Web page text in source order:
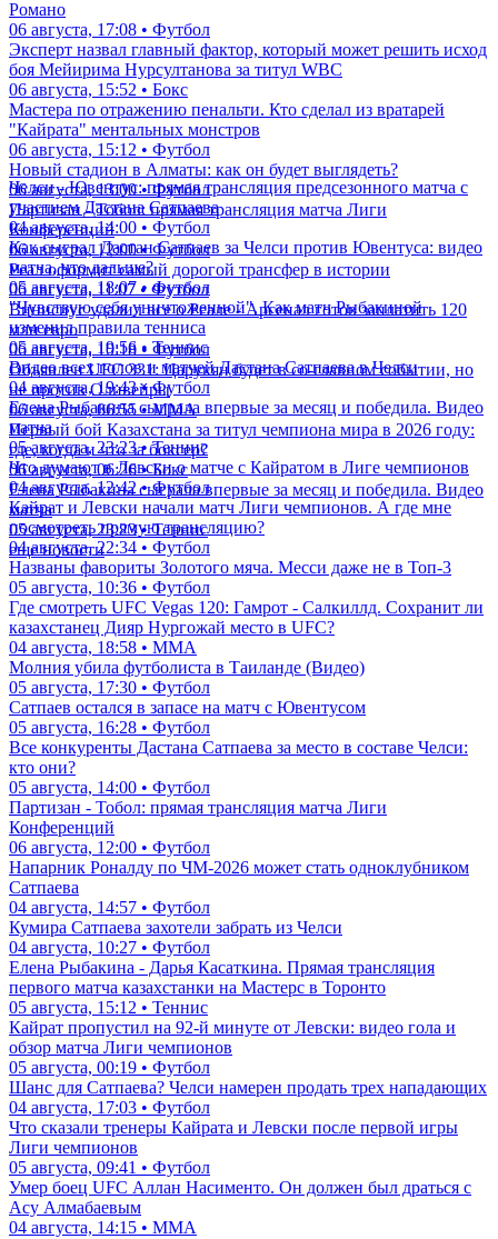
Романо
06 августа, 17:08 • Футбол
Эксперт назвал главный фактор, который может решить исход
боя Мейирима Нурсултанова за титул WBC
06 августа, 15:52 • Бокс
Мастера по отражению пенальти. Кто сделал из вратарей
"Кайрата" ментальных монстров
06 августа, 15:12 • Футбол
Новый стадион в Алматы: как он будет выглядеть?
06 августа, 13:00 • Футбол
Партизан - Тобол: прямая трансляция матча Лиги
Конференций
06 августа, 12:00 • Футбол
Реал оформит самый дорогой трансфер в истории
06 августа, 11:07 • Футбол
Винисиус удалил все о Реале - Арсенал готов заплатить 120
млн евро
06 августа, 10:18 • Футбол
Объявлен UFC 331: Царукян будет в со-главном событии, но
не против Оливейры
06 августа, 06:55 • ММА
Первый бой Казахстана за титул чемпиона мира в 2026 году:
где, когда и что за боксер?
06 августа, 06:26 • Бокс
Елена Рыбакина сыграла впервые за месяц и победила. Видео
матча
05 августа, 23:23 • Теннис
еще новости
Челси - Ювентус: прямая трансляция предсезонного матча с
участием Дастана Сатпаева
04 августа, 14:00 • Футбол
Как сыграл Дастан Сатпаев за Челси против Ювентуса: видео
матча, что дальше?
05 августа, 18:07 • Футбол
"Чувствую себя уничтоженной". Как матч Рыбакиной
изменил правила тенниса
05 августа, 19:56 • Теннис
Видео всех голов и матчей Дастана Сатпаева в Челси
04 августа, 19:43 • Футбол
Елена Рыбакина сыграла впервые за месяц и победила. Видео
матча
05 августа, 23:23 • Теннис
Что думают в Левски о матче с Кайратом в Лиге чемпионов
04 августа, 12:42 • Футбол
Кайрат и Левски начали матч Лиги чемпионов. А где мне
посмотреть прямую трансляцию?
04 августа, 22:34 • Футбол
Названы фавориты Золотого мяча. Месси даже не в Топ-3
05 августа, 10:36 • Футбол
Где смотреть UFC Vegas 120: Гамрот - Салкиллд. Сохранит ли
казахстанец Дияр Нургожай место в UFC?
04 августа, 18:58 • ММА
Молния убила футболиста в Таиланде (Видео)
05 августа, 17:30 • Футбол
Сатпаев остался в запасе на матч с Ювентусом
05 августа, 16:28 • Футбол
Все конкуренты Дастана Сатпаева за место в составе Челси:
кто они?
05 августа, 14:00 • Футбол
Партизан - Тобол: прямая трансляция матча Лиги
Конференций
06 августа, 12:00 • Футбол
Напарник Роналду по ЧМ-2026 может стать одноклубником
Сатпаева
04 августа, 14:57 • Футбол
Кумира Сатпаева захотели забрать из Челси
04 августа, 10:27 • Футбол
Елена Рыбакина - Дарья Касаткина. Прямая трансляция
первого матча казахстанки на Мастерс в Торонто
05 августа, 15:12 • Теннис
Кайрат пропустил на 92-й минуте от Левски: видео гола и
обзор матча Лиги чемпионов
05 августа, 00:19 • Футбол
Шанс для Сатпаева? Челси намерен продать трех нападающих
04 августа, 17:03 • Футбол
Что сказали тренеры Кайрата и Левски после первой игры
Лиги чемпионов
05 августа, 09:41 • Футбол
Умер боец UFC Аллан Насименто. Он должен был драться с
Асу Алмабаевым
04 августа, 14:15 • ММА